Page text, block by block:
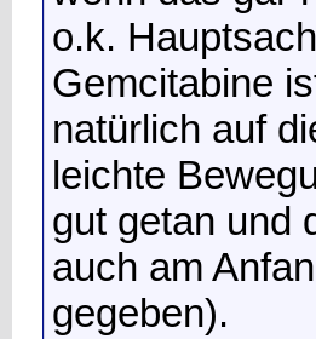
o.k.
Gemcitabine
natürlich auf
leichte
gut getan und
auch am
gegeben).